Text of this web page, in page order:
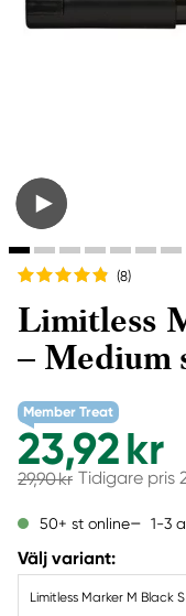
(8)
Limitless
– Medium
Member Treat
23,92 kr
29,90 kr Tidigare pris
50+ st online 1-3
Välj variant:
Limitless Marker M Black